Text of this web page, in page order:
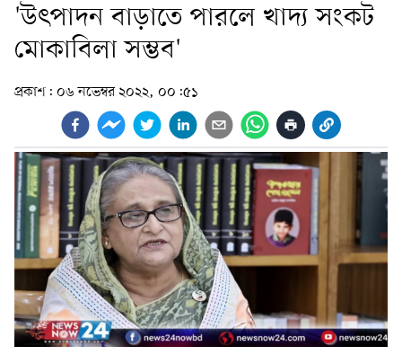
'উৎপাদন বাড়াতে পারলে খাদ্য সংকট
মোকাবিলা সম্ভব'
প্রকাশ: ০৬ নভেম্বর ২০২২, ০০:৫১